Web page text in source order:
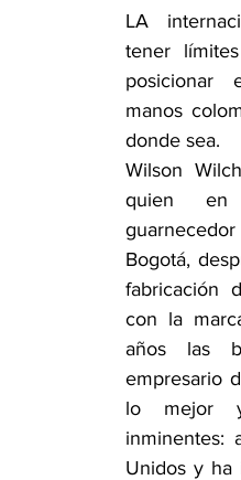
LA
tener
posicionar
manos
donde sea.
Wilson
quien
Bogotá,
fabricación
con la
años las
empresario
lo mejor
inminentes:
Unidos y ha